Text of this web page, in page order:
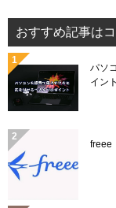
おすすめ記事は
パソ
イント
freee